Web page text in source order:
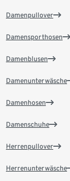
Damenpullover
Damensporthosen
Damenblusen
Damenunterwäsche
Damenhosen
Damenschuhe
Herrenpullover
Herrenunterwäsche